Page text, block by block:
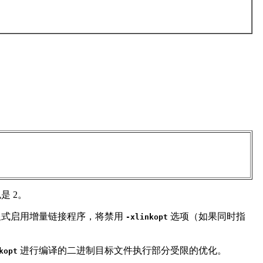
2。
启用增量链接程序，将禁用 -xlinkopt 选项（如果同时指
进行编译的二进制目标文件执行部分受限的优化。